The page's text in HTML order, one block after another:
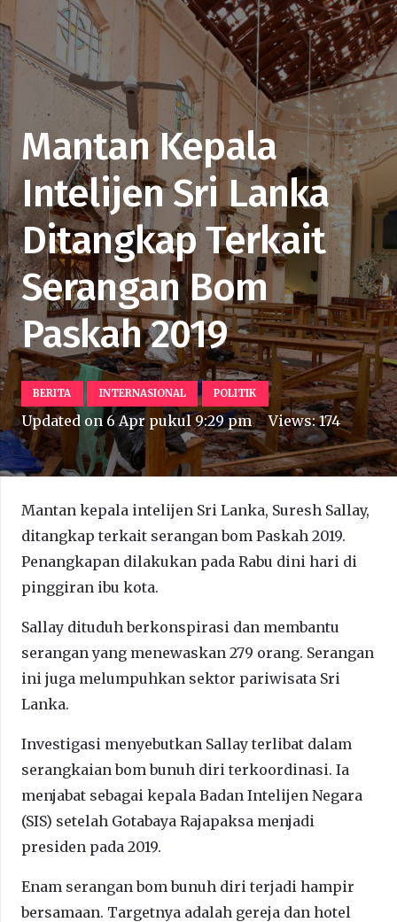
Mantan Kepala
Intelijen Sri Lanka
Ditangkap Terkait
Serangan Bom
Paskah 2019
BERITA INTERNASIONAL POLITIK
Updated on 6 Apr pukul 9:29 pm Views:174
Mantan kepala intelijen Sri Lanka, Suresh Sallay,
ditangkap terkait serangan bom Paskah 2019.
Penangkapan dilakukan pada Rabu dini hari di
pinggiran ibu kota.
Sallay dituduh berkonspirasi dan membantu
serangan yang menewaskan 279 orang. Serangan
ini juga melumpuhkan sektor pariwisata Sri
Lanka.
Investigasi menyebutkan Sallay terlibat dalam
serangkaian bom bunuh diri terkoordinasi. Ia
menjabat sebagai kepala Badan Intelijen Negara
(SIS) setelah Gotabaya Rajapaksa menjadi
presiden pada 2019.
Enam serangan bom bunuh diri terjadi hampir
bersamaan. Targetnya adalah gereja dan hotel